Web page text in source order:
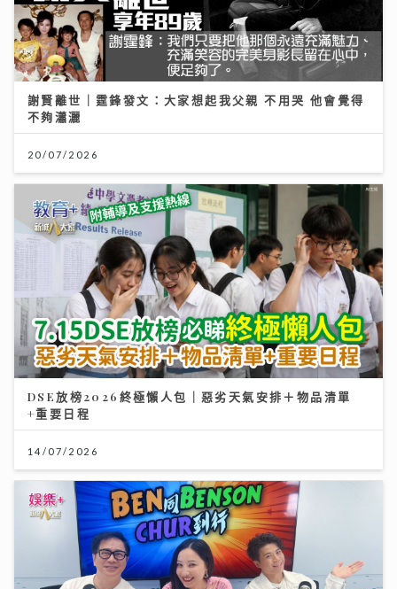
謝賢離世｜霆鋒發文：大家想起我父親 不用哭 他會覺得
不夠瀟灑
20/07/2026
DSE放榜2026終極懶人包｜惡劣天氣安排＋物品清單
+重要日程
14/07/2026